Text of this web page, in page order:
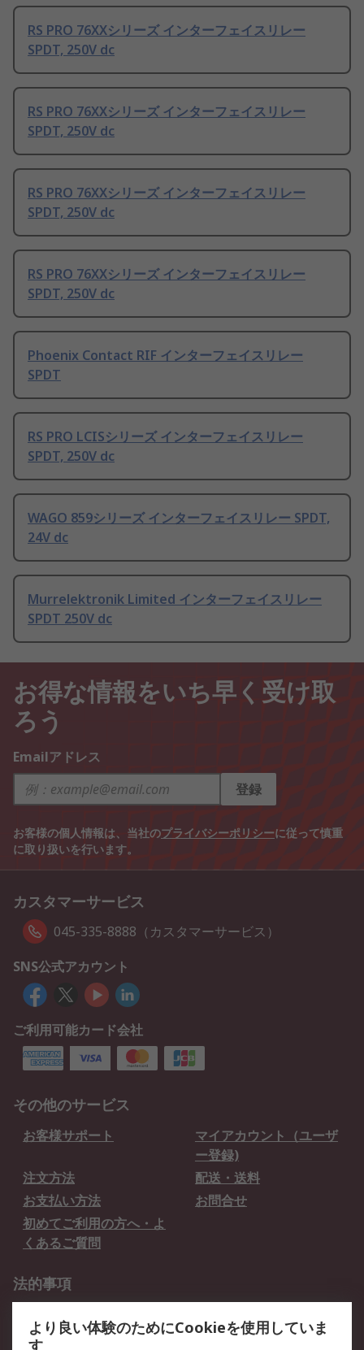
RS PRO 76XXシリーズ インターフェイスリレー
SPDT, 250V dc
RS PRO 76XXシリーズ インターフェイスリレー
SPDT, 250V dc
RS PRO 76XXシリーズ インターフェイスリレー
SPDT, 250V dc
RS PRO 76XXシリーズ インターフェイスリレー
SPDT, 250V dc
Phoenix Contact RIF インターフェイスリレー
SPDT
RS PRO LCISシリーズ インターフェイスリレー
SPDT, 250V dc
WAGO 859シリーズ インターフェイスリレー SPDT,
24V dc
Murrelektronik Limited インターフェイスリレー
SPDT 250V dc
お得な情報をいち早く受け取
ろう
Emailアドレス
登録
お客様の個人情報は、当社のプライバシーポリシーに従って慎重
に取り扱いを行います。
カスタマーサービス
045-335-8888（カスタマーサービス）
SNS公式アカウント
ご利用可能カード会社
その他のサービス
お客様サポート
マイアカウント（ユーザ
ー登録)
注文方法
配送・送料
お支払い方法
お問合せ
初めてご利用の方へ・よ
くあるご質問
法的事項
クッキーポリシー
より良い体験のためにCookieを使用していま
す